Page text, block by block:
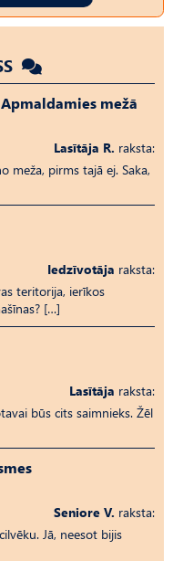
mežā
Lasītāja R. raksta:
meža, pirms tajā ej. Saka,
Iedzīvotāja raksta:
teritorija, ierīkos
[…]
Lasītāja raksta:
būs cits saimnieks. Žēl
Seniore V. raksta:
Jā, neesot bijis